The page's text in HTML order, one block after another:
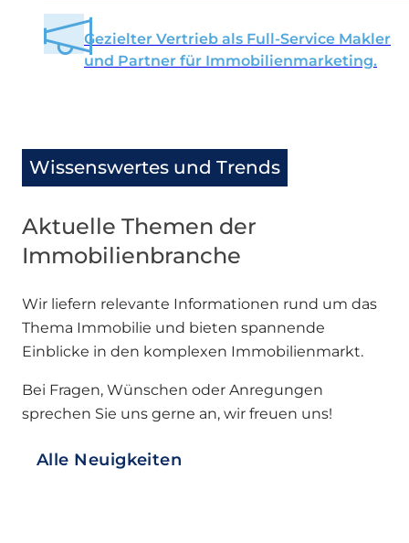
Gezielter Vertrieb als Full-Service Makler
und Partner für Immobilienmarketing.
Wissenswertes und Trends
Aktuelle Themen der
Immobilienbranche
Wir liefern relevante Informationen rund um das
Thema Immobilie und bieten spannende
Einblicke in den komplexen Immobilienmarkt.
Bei Fragen, Wünschen oder Anregungen
sprechen Sie uns gerne an, wir freuen uns!
Alle Neuigkeiten